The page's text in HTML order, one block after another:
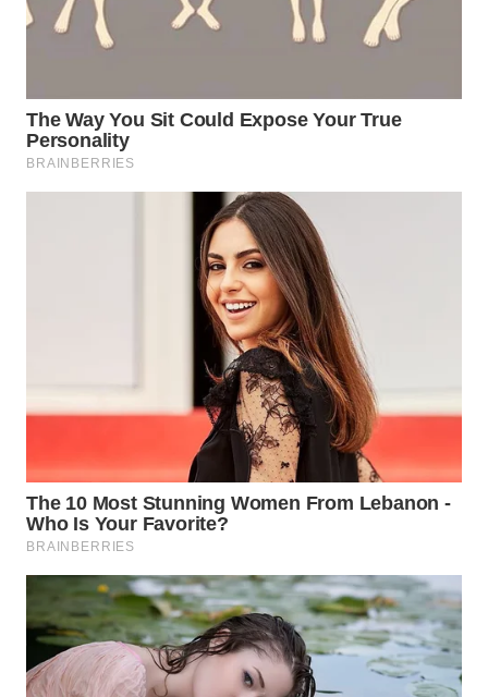
WAHANANEWS
CO ID
WAHANANEWS
NET
WAHANA
WAHANA
OTOMOTIF
WAHANA
HEALTH
WAHANA
DESA